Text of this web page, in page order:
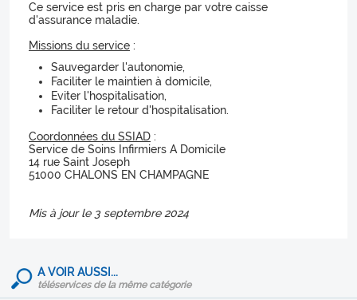
Ce service est pris en charge par votre caisse
d'assurance maladie.
Missions du service :
Sauvegarder l'autonomie,
Faciliter le maintien à domicile,
Eviter l'hospitalisation,
Faciliter le retour d'hospitalisation.
Coordonnées du SSIAD :
Service de Soins Infirmiers A Domicile
14 rue Saint Joseph
51000 CHALONS EN CHAMPAGNE
Mis à jour le 3 septembre 2024
A VOIR AUSSI...
téléservices de la même catégorie